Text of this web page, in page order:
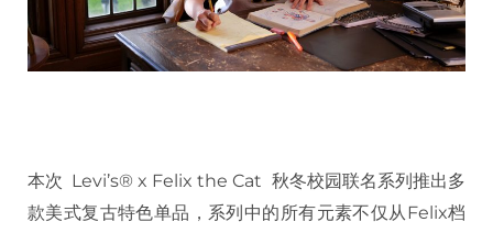
本次 Levi’s® x Felix the Cat 秋冬校园联名系列推出多
款美式复古特色单品，系列中的所有元素不仅从Felix档